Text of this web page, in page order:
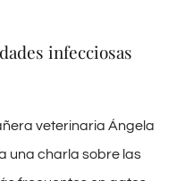
infecciosas
veterinaria Ángela
una charla sobre las